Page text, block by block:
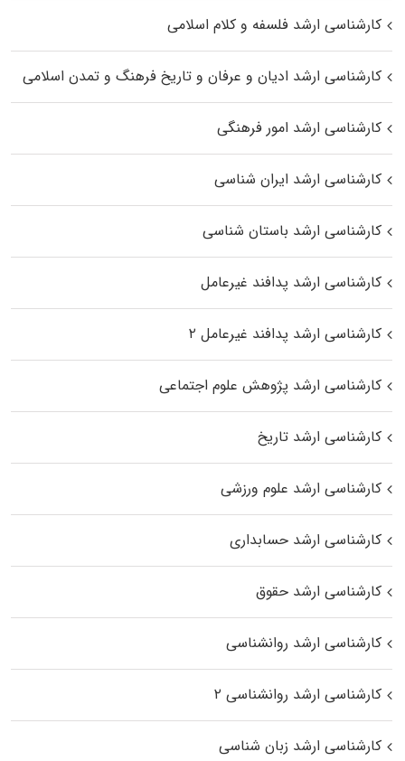
کارشناسی ارشد فلسفه و کلام اسلامی
کارشناسی ارشد ادیان و عرفان و تاریخ فرهنگ و تمدن اسلامی
کارشناسی ارشد امور فرهنگی
کارشناسی ارشد ایران شناسی
کارشناسی ارشد باستان شناسی
کارشناسی ارشد پدافند غیرعامل
کارشناسی ارشد پدافند غیرعامل ۲
کارشناسی ارشد پژوهش علوم اجتماعی
کارشناسی ارشد تاریخ
کارشناسی ارشد علوم ورزشی
کارشناسی ارشد حسابداری
کارشناسی ارشد حقوق
کارشناسی ارشد روانشناسی
کارشناسی ارشد روانشناسی ۲
کارشناسی ارشد زبان شناسی